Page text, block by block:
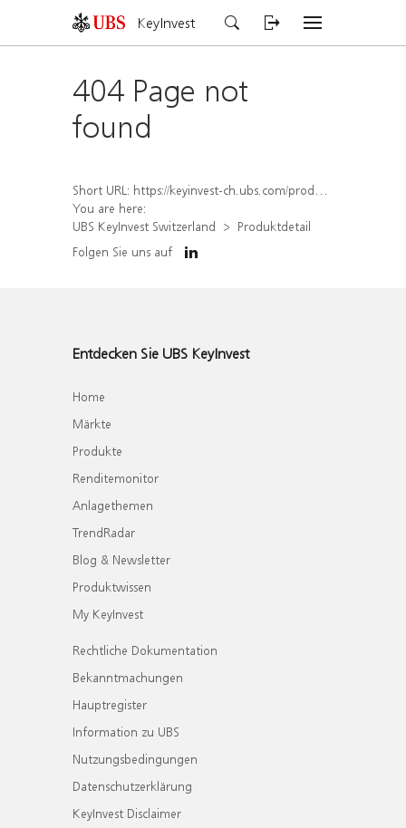
KeyInvest
404 Page not
found
Short URL: https://keyinvest-ch.ubs.com/produkt/detail/index/isin/CH1564520513
You are here:
UBS KeyInvest Switzerland
Produktdetail
Folgen Sie uns auf
Entdecken Sie UBS KeyInvest
Home
Märkte
Produkte
Renditemonitor
Anlagethemen
TrendRadar
Blog & Newsletter
Produktwissen
My KeyInvest
Rechtliche Dokumentation
Bekanntmachungen
Hauptregister
Information zu UBS
Nutzungsbedingungen
Datenschutzerklärung
KeyInvest Disclaimer